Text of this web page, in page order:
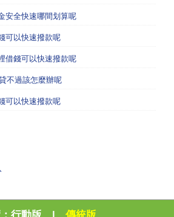
安全快速哪間划算呢
可以快速撥款呢
借錢可以快速撥款呢
不過該怎麼辦呢
可以快速撥款呢